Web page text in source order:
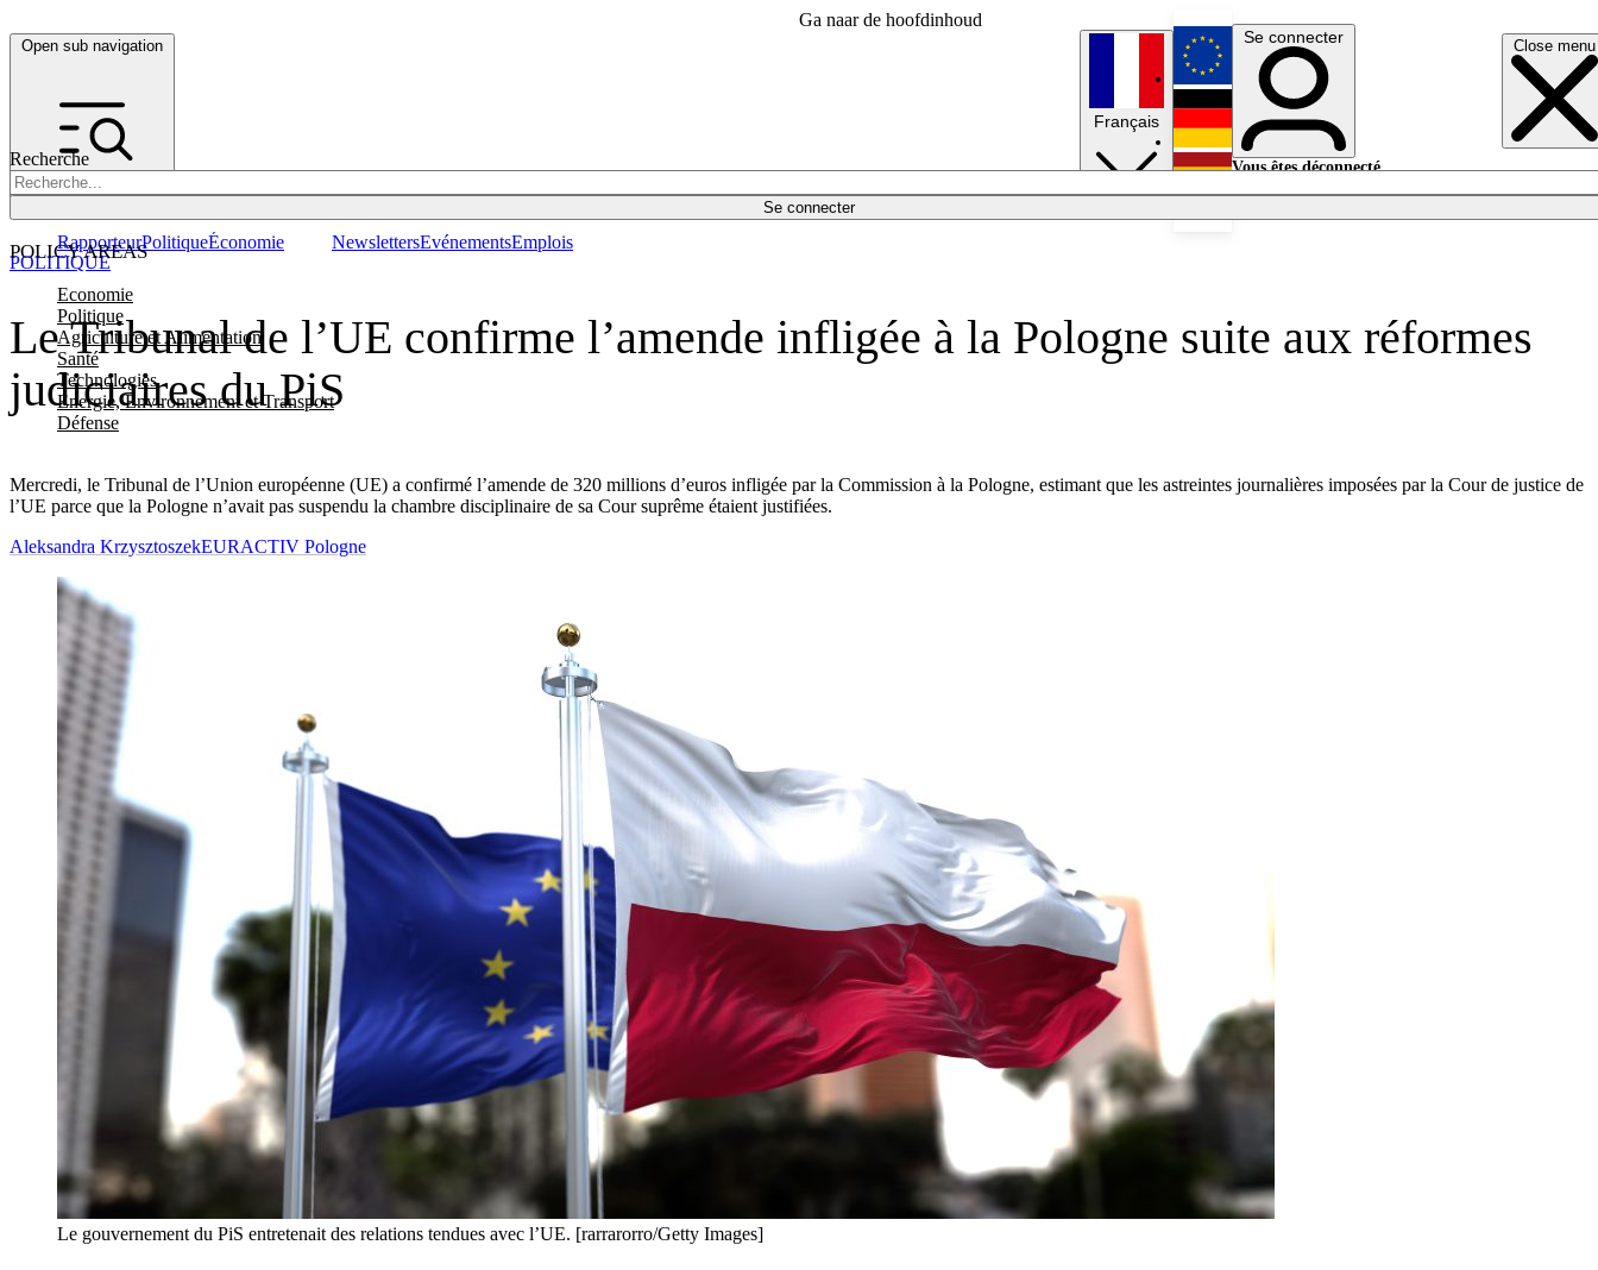
Ga naar de hoofdinhoud
Open sub navigation Close menu
Recherche
Se connecter
POLICY AREAS
Economie
Politique
Agriculture et Alimentation
Santé
Technologies
Energie, Environnement et Transport
Défense
RapporteurPolitiqueÉconomie NewslettersEvénementsEmplois
Français
English
Deutsch
Se connecter
Vous êtes déconnecté.
Le Tribunal de l’UE confirme l’amende infligée à la Pologne suite aux réformes
judiciaires du PiS
Mercredi, le Tribunal de l’Union européenne (UE) a confirmé l’amende de 320 millions d’euros infligée par la Commission à la Pologne, estimant que les astreintes journalières imposées par la Cour de justice de
l’UE parce que la Pologne n’avait pas suspendu la chambre disciplinaire de sa Cour suprême étaient justifiées.
POLITIQUE
Aleksandra KrzysztoszekEURACTIV Pologne
Le gouvernement du PiS entretenait des relations tendues avec l’UE. [rarrarorro/Getty Images]